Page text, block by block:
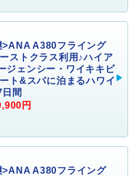
>ANA A380フライング
ストクラス利用♪ハイア
ジェンシー・ワイキキビ
ト&スパに泊まるハワイ
間
円
>ANA A380フライング